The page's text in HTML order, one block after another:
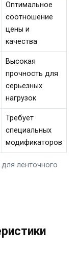
ленточного
Оптимальное
соотношение
цены и
качества
Высокая
прочность для
серьезных
нагрузок
Требует
специальных
модификаторов